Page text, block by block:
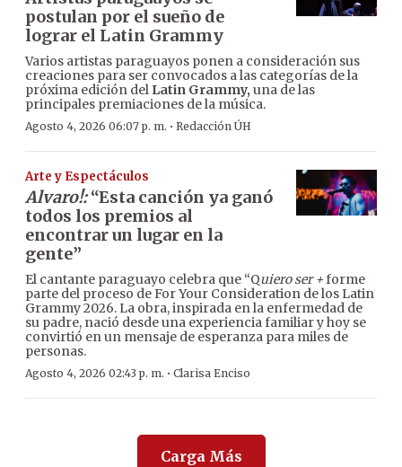
postulan por el sueño de
lograr el Latin Grammy
Varios artistas paraguayos ponen a consideración sus
creaciones para ser convocados a las categorías de la
próxima edición del Latin Grammy, una de las
principales premiaciones de la música.
Agosto 4, 2026 06:07 p. m. · Redacción ÚH
Arte y Espectáculos
Alvaro!:“Esta canción ya ganó
todos los premios al
encontrar un lugar en la
gente”
El cantante paraguayo celebra que “Quiero ser +forme
parte del proceso de For Your Consideration de los Latin
Grammy 2026. La obra, inspirada en la enfermedad de
su padre, nació desde una experiencia familiar y hoy se
convirtió en un mensaje de esperanza para miles de
personas.
Agosto 4, 2026 02:43 p. m. · Clarisa Enciso
Carga Más